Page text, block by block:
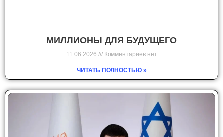
МИЛЛИОНЫ ДЛЯ БУДУЩЕГО
11.06.2026 Комментариев нет
ЧИТАТЬ ПОЛНОСТЬЮ »